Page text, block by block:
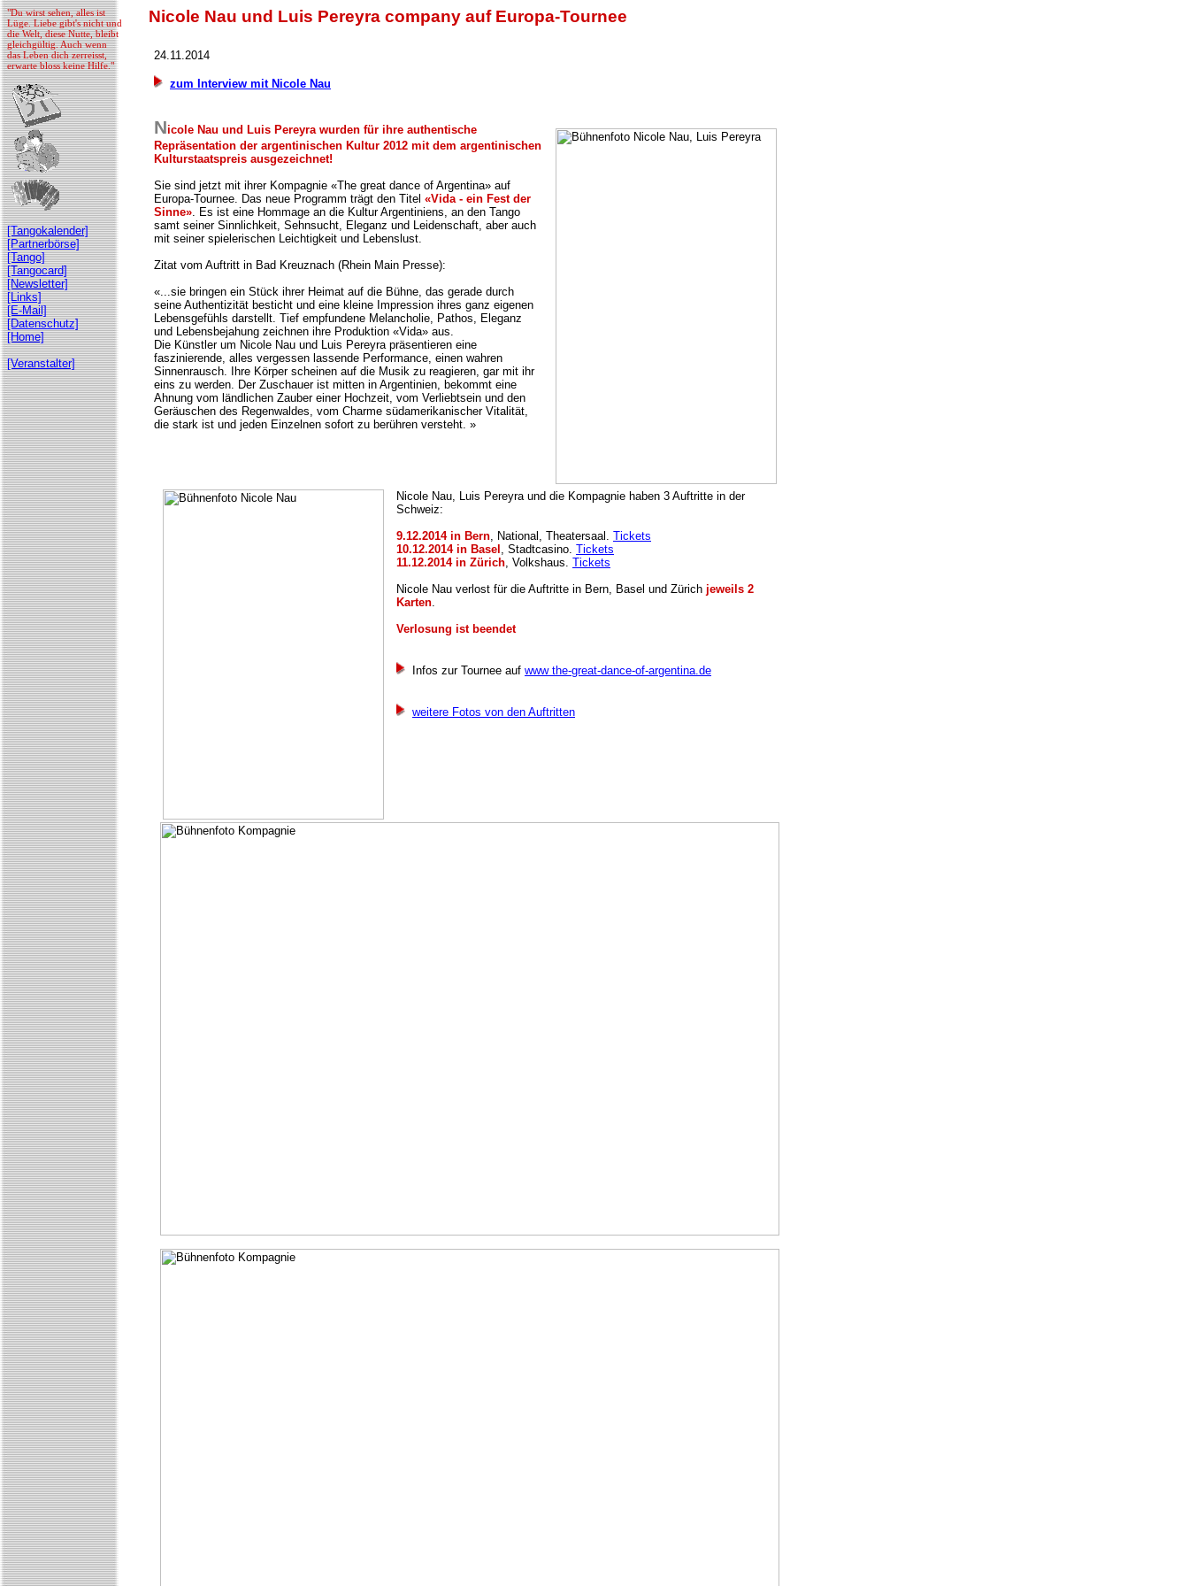
"Du wirst sehen, alles ist
Lüge. Liebe gibt's nicht und
die Welt, diese Nutte, bleibt
gleichgültig. Auch wenn
das Leben dich zerreisst,
erwarte bloss keine Hilfe."
[Tangokalender]
[Partnerbörse]
[Tango]
[Tangocard]
[Newsletter]
[Links]
[E-Mail]
[Datenschutz]
[Home]
[Veranstalter]
Nicole Nau und Luis Pereyra company auf Europa-Tournee
24.11.2014
zum Interview mit Nicole Nau
Nicole Nau und Luis Pereyra wurden für ihre authentische
Repräsentation der argentinischen Kultur 2012 mit dem argentinischen
Kulturstaatspreis ausgezeichnet!
Sie sind jetzt mit ihrer Kompagnie «The great dance of Argentina» auf
Europa-Tournee. Das neue Programm trägt den Titel «Vida - ein Fest der
Sinne» . Es ist eine Hommage an die Kultur Argentiniens, an den Tango
samt seiner Sinnlichkeit, Sehnsucht, Eleganz und Leidenschaft, aber auch
mit seiner spielerischen Leichtigkeit und Lebenslust.
Zitat vom Auftritt in Bad Kreuznach (Rhein Main Presse):
«...sie bringen ein Stück ihrer Heimat auf die Bühne, das gerade durch
seine Authentizität besticht und eine kleine Impression ihres ganz eigenen
Lebensgefühls darstellt. Tief empfundene Melancholie, Pathos, Eleganz
und Lebensbejahung zeichnen ihre Produktion «Vida» aus.
Die Künstler um Nicole Nau und Luis Pereyra präsentieren eine
faszinierende, alles vergessen lassende Performance, einen wahren
Sinnenrausch. Ihre Körper scheinen auf die Musik zu reagieren, gar mit ihr
eins zu werden. Der Zuschauer ist mitten in Argentinien, bekommt eine
Ahnung vom ländlichen Zauber einer Hochzeit, vom Verliebtsein und den
Geräuschen des Regenwaldes, vom Charme südamerikanischer Vitalität,
die stark ist und jeden Einzelnen sofort zu berühren versteht. »
Nicole Nau, Luis Pereyra und die Kompagnie haben 3 Auftritte in der
Schweiz:
9.12.2014 in Bern , National, Theatersaal. Tickets
10.12.2014 in Basel , Stadtcasino. Tickets
11.12.2014 in Zürich , Volkshaus. Tickets
Nicole Nau verlost für die Auftritte in Bern, Basel und Zürich jeweils 2
Karten
Verlosung ist beendet
Infos zur Tournee auf www the-great-dance-of-argentina.de
weitere Fotos von den Auftritten